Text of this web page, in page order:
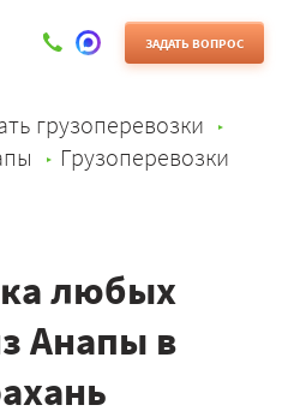
ЗАДАТЬ ВОПРОС
грузоперевозки
Грузоперевозки
любых
Анапы в